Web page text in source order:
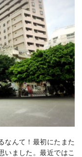
なんて！最初にたまた
いました。最近ではこ